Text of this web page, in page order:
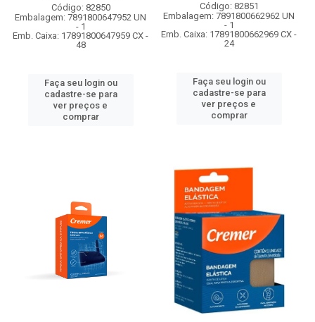
Código: 82850
Embalagem: 7891800647952 UN
- 1
Emb. Caixa: 17891800647959 CX -
48
Faça seu login ou
cadastre-se para
ver preços e
comprar
Código: 82851
Embalagem: 7891800662962 UN
- 1
Emb. Caixa: 17891800662969 CX -
24
Faça seu login ou
cadastre-se para
ver preços e
comprar